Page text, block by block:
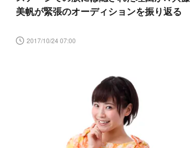
美帆が緊張のオーディションを振り返る
2017/10/24 07:00